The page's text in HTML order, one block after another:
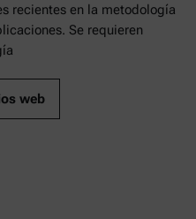
recientes en la metodología
Se requieren
web